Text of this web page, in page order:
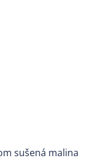
sušená malina